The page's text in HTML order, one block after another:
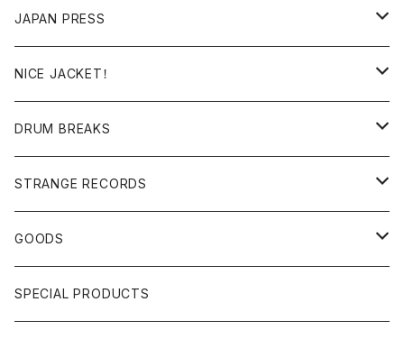
RE-EDIT/DJ TOOLS
MIXCD
日本語ラップ
JAPANESE DJ
MIXTAPE
JAPAN PRESS
LP(+ OBI)
7"/12"
NICE JACKET！
DONUTS 45
GIRLS
HIPHOP CLASSIC GALLERY
日本語ラップ CLASSIC GALLERY
DRUM BREAKS
US/UK/OTHERS
JAPANESE
STRANGE RECORDS
DRUM DRUM DRUM/KARAOKE
パチソン/AUDIO CHECK/LIBRARY
GOODS
BOOK
SPECIAL PRODUCTS